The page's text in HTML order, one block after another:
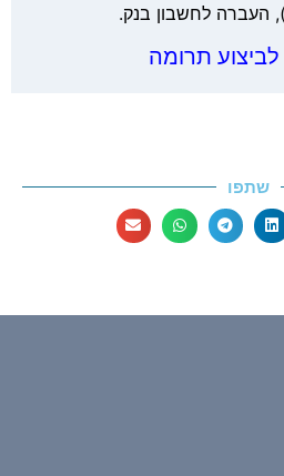
העברה לחשבון בנק.
לביצוע תרומה
שתפו